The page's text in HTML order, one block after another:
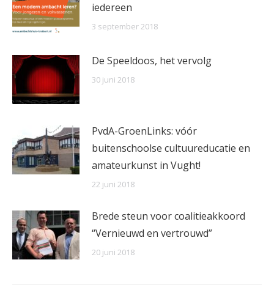
iedereen
3 september 2018
De Speeldoos, het vervolg
30 juni 2018
PvdA-GroenLinks: vóór
buitenschoolse cultuureducatie en
amateurkunst in Vught!
22 juni 2018
Brede steun voor coalitieakkoord
“Vernieuwd en vertrouwd”
20 juni 2018